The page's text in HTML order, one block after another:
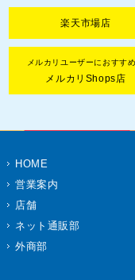
楽天市場店
メルカリユーザーにおすすめ
メルカリShops店
HOME
営業案内
店舗
ネット通販部
外商部